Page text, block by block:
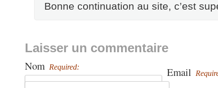
Bonne continuation au site, c’est
Laisser un commentaire
Nom Required: Email